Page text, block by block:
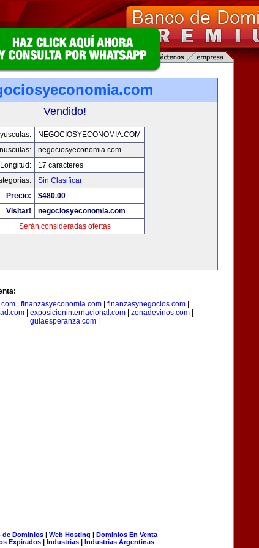
Vendido!
NEGOCIOSYECONOMIA.COM
negociosyeconomia.com
Longitud:
17 caracteres
Sin Clasificar
Precio:
$480.00
Visitar!
negociosyeconomia.com
Serán consideradas ofertas
| finanzasyeconomia.com| finanzasynegocios.com|
| exposicioninternacional.com| zonadevinos.com|
guiaesperanza.com
de Dominios| Web Hosting | Dominios En Venta
Expirados | Industrias | Industrias Argentinas